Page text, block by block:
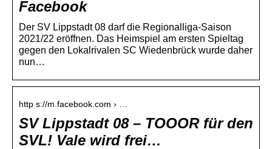
Facebook
Der SV Lippstadt 08 darf die Regionalliga-Saison
2021/22 eröffnen. Das Heimspiel am ersten Spieltag
gegen den Lokalrivalen SC Wiedenbrück wurde daher
nun…
http s://m.facebook.com › …
SV Lippstadt 08 – TOOOR für den
SVL! Vale wird frei…